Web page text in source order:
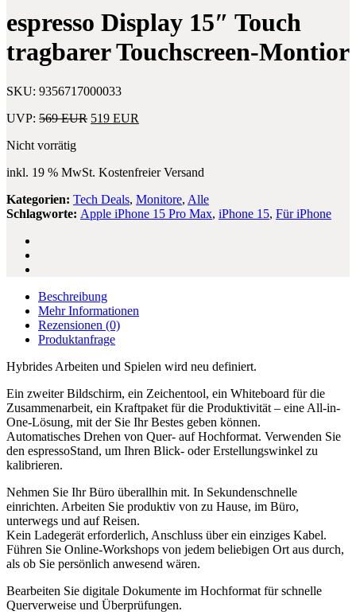
Black
ohne
espresso Display 15″ Touch
tragbarer Touchscreen-Montior
SKU: 9356717000033
UVP: 569EUR Ursprünglicher
519 EUR
Nicht vorrätig
inkl. 19 % MwSt. Kostenfreier Versand
Kategorien: Tech Deals, Monitore, Alle
Schlagworte: Apple iPhone 15 Pro Max, iPhone 15, Für iPhone
Beschreibung
Mehr Informationen
Rezensionen (0)
Produktanfrage
Hybrides Arbeiten und Spielen wird neu definiert.
Ein zweiter Bildschirm, ein Zeichentool, ein Whiteboard für die
Zusammenarbeit, ein Kraftpaket für die Produktivität – eine All-in-
One-Lösung, mit der Sie Ihr Bestes geben können.
Automatisches Drehen von Quer- auf Hochformat. Verwenden Sie
den espressoStand, um Ihren Blick- oder Erstellungswinkel zu
kalibrieren.
Nehmen Sie Ihr Büro überallhin mit. In Sekundenschnelle
einrichten. Arbeiten Sie produktiv von zu Hause, im Büro,
unterwegs und auf Reisen.
Kein Ladegerät erforderlich, Anschluss über ein einziges Kabel.
Führen Sie Online-Workshops von jedem beliebigen Ort aus durch,
als ob Sie persönlich anwesend wären.
Bearbeiten Sie digitale Dokumente im Hochformat für schnelle
Querverweise und Überprüfungen.